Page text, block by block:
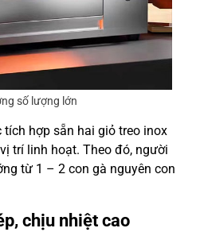
số lượng lớn
hợp sẵn hai giỏ treo inox
trí linh hoạt. Theo đó, người
từ 1 – 2 con gà nguyên con
chịu nhiệt cao